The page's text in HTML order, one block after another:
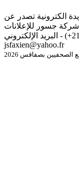
الكترونية تصدر عن
شركة جسور للإعلانات
للإتصال أو نشر الردود الهاتف 54779966 (216+) - البريد الإلكتروني
jsfaxien@yahoo.fr
بصفاقس 2026